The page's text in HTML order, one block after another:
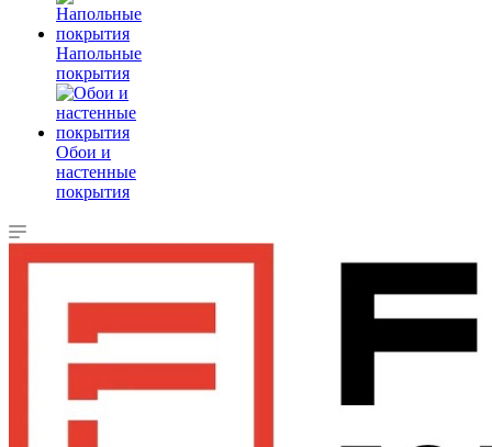
Напольные
покрытия
Обои и
настенные
покрытия